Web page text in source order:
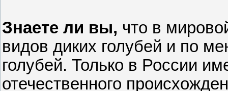
Знаете ли вы, что в
видов диких голубей и по
голубей. Только в России
отечественного